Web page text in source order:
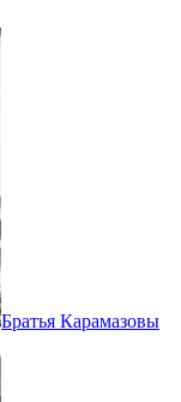
Братья Карамазовы